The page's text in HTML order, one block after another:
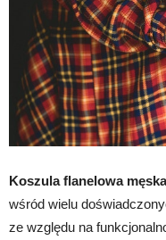
Koszula flanelowa
wśród wielu
ze względu na